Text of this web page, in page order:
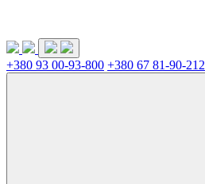
+380 93 00-93-800 +380 67 81-90-212